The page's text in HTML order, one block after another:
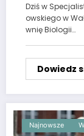
Dziś w
owskiego w
wnię Biologii…
Dowiedz
Najnowsze